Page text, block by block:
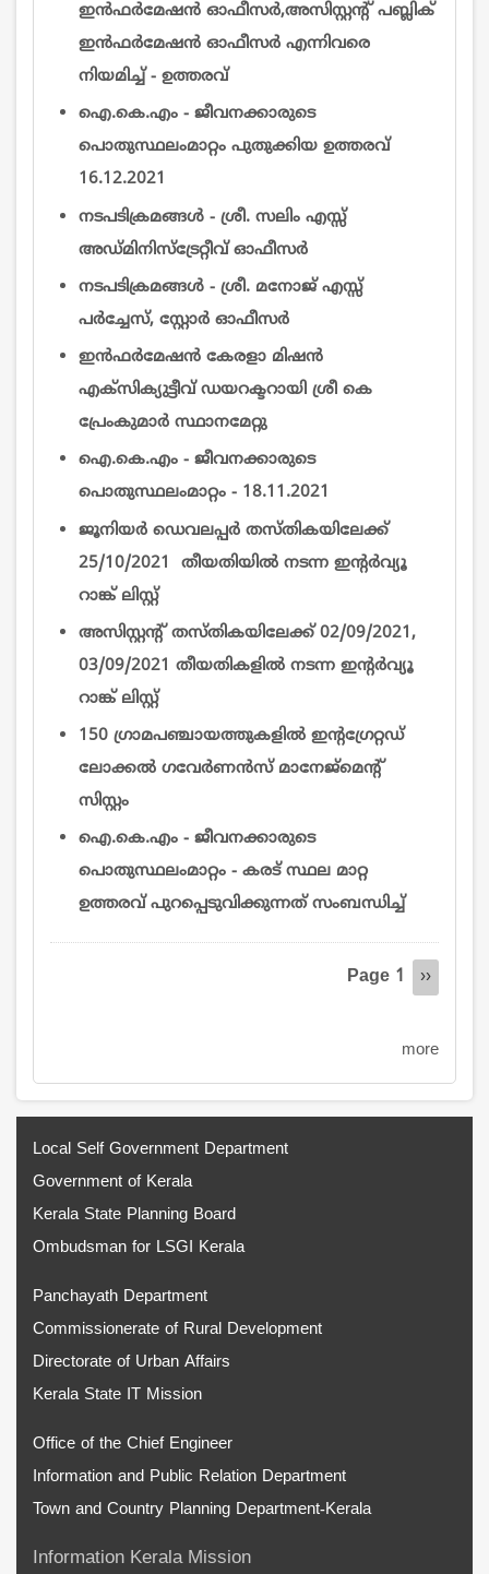
ഇന്‍ഫര്‍മേഷന്‍ ഓഫീസര്‍,അസിസ്റ്റന്റ് പബ്ലിക്
ഇന്‍ഫര്‍മേഷന്‍ ഓഫീസര്‍ എന്നിവരെ
നിയമിച്ച് - ഉത്തരവ്
ഐ.കെ.എം - ജീവനക്കാരുടെ
പൊതുസ്ഥലംമാറ്റം പുതുക്കിയ ഉത്തരവ്
16.12.2021
നടപടിക്രമങ്ങൾ - ശ്രീ. സലിം എസ്സ്
അഡ്മിനിസ്ട്രേറ്റീവ് ഓഫീസര്‍
നടപടിക്രമങ്ങൾ - ശ്രീ. മനോജ് എസ്സ്
പർച്ചേസ്, സ്റ്റോർ ഓഫീസര്‍
ഇന്‍ഫര്‍മേഷന്‍ കേരളാ മിഷന്‍
എക്സിക്യുട്ടീവ്‌ ഡയറക്ടറായി ശ്രീ കെ
പ്രേംകുമാര്‍ സ്ഥാനമേറ്റു
ഐ.കെ.എം - ജീവനക്കാരുടെ
പൊതുസ്ഥലംമാറ്റം - 18.11.2021
ജൂനിയർ ഡെവലപ്പർ തസ്തികയിലേക്ക്
25/10/2021 തീയതിയിൽ നടന്ന ഇന്റര്‍വ്യൂ
റാങ്ക് ലിസ്റ്റ്
അസിസ്റ്റന്റ് തസ്തികയിലേക്ക് 02/09/2021,
03/09/2021 തീയതികളിൽ നടന്ന ഇന്റര്‍വ്യൂ
റാങ്ക് ലിസ്റ്റ്
150 ഗ്രാമപഞ്ചായത്തുകളിൽ ഇന്റഗ്രേറ്റഡ്
ലോക്കൽ ഗവേർണൻസ് മാനേജ്‌മെന്റ്
സിസ്റ്റം
ഐ.കെ.എം - ജീവനക്കാരുടെ
പൊതുസ്ഥലംമാറ്റം - കരട് സ്ഥല മാറ്റ
ഉത്തരവ് പുറപ്പെടുവിക്കുന്നത് സംബന്ധിച്ച്
Page 1
Next
››
more
Local Self Government Department
Government of Kerala
Kerala State Planning Board
Ombudsman for LSGI Kerala
Panchayath Department
Commissionerate of Rural Development
Directorate of Urban Affairs
Kerala State IT Mission
Office of the Chief Engineer
Information and Public Relation Department
Town and Country Planning Department-Kerala
Information Kerala Mission